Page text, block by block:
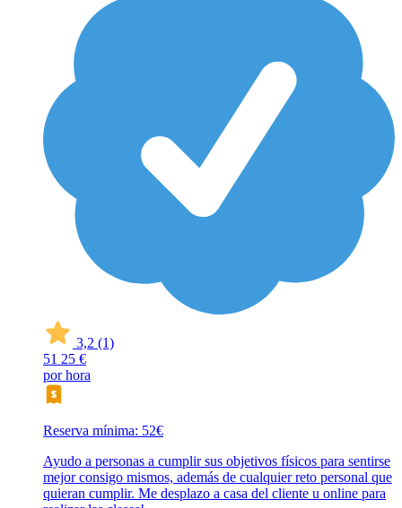
3,2 (1)
51 25 €
por hora
Reserva mínima: 52€
Ayudo a personas a cumplir sus objetivos físicos para sentirse
mejor consigo mismos, además de cualquier reto personal que
quieran cumplir. Me desplazo a casa del cliente u online para